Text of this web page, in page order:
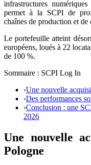
infrastructures
permet à la SCPI de
chaînes de production et
Le portefeuille atteint
européens, loués à 22
de 100 %.
Sommaire : SCPI Log In
›Une nouvelle
›Des performances
›Conclusion : une
2026
Une nouvelle
Pologne